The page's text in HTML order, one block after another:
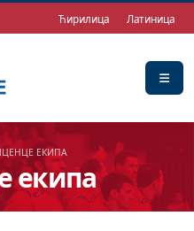
Ћирилица Латиница
екипа
ЕКИПА